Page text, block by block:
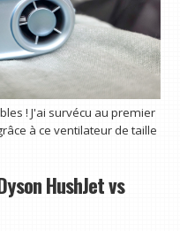
! J'ai survécu au premier
à ce ventilateur de taille
HushJet vs